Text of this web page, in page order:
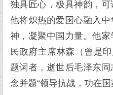
独具匠心，极具神韵，可
他将炽热的爱国心融入
神，凝聚中国力量。他
民政府主席林森（曾是
题词者，逝世后毛泽东
念并题“领导抗战，功在国